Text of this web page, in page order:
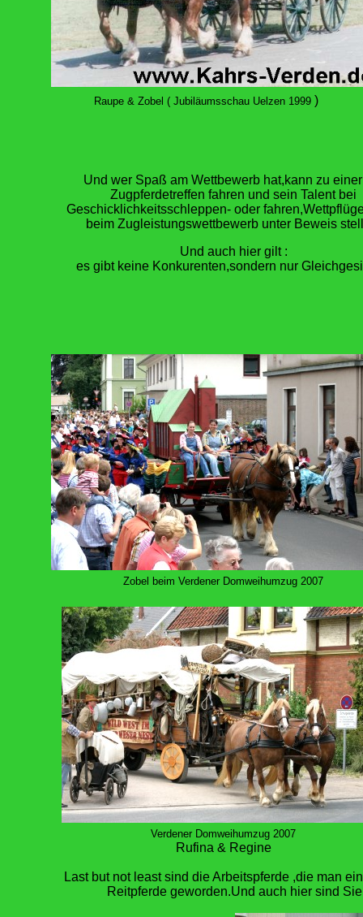
Raupe & Zobel ( Jubiläumsschau Uelzen 1999)
Und wer Spaß am Wettbewerb hat,kann zu
Zugpferdetreffen fahren und sein Talent bei
Geschicklichkeitsschleppen- oder
beim Zugleistungswettbewerb unter Beweis
Und auch hier gilt :
es gibt keine Konkurenten,sondern nur
Zobel beim Verdener Domweihumzug 2007
Verdener Domweihumzug 2007
Rufina & Regine
Last but not least sind die Arbeitspferde ,die man
Reitpferde geworden.Und auch hier sind